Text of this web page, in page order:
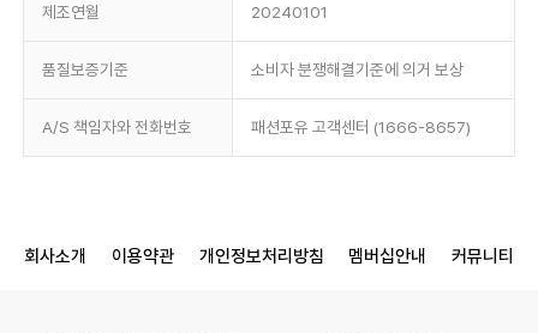
제조연월 20240101
품질보증기준 소비자 분쟁해결기준에 의거 보상
A/S 책임자와 전화번호 패션포유 고객센터 (1666-8657)
회사소개 이용약관 개인정보처리방침 멤버십안내 커뮤니티